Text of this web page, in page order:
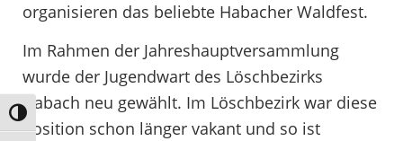
Umschalten auf hohe Kontraste
organisieren das beliebte Habacher Waldfest.
Im Rahmen der Jahreshauptversammlung
wurde der Jugendwart des Löschbezirks
Habach neu gewählt. Im Löschbezirk war diese
Position schon länger vakant und so ist